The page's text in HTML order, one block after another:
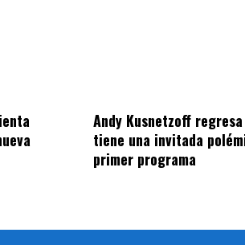
Andy Kusnetzoff
tiene una invitada
primer programa